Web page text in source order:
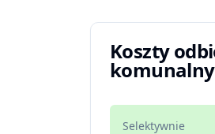
Koszty
Selektywnie